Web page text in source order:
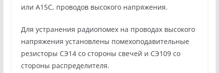
или А15С, проводов высокого напряжения.
Для устранения радиопомех на проводах высокого
напряжения установлены помехоподавительные
резисторы СЭ14 со стороны свечей и СЭ109 со
стороны распределителя.